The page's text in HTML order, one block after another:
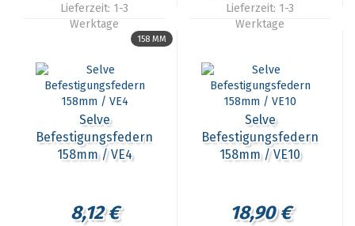
Lieferzeit: 1-3
Werktage
Lieferzeit: 1-3
Werktage
158 MM
Selve
Befestigungsfedern
158mm / VE4
8,12 €
Selve
Befestigungsfedern
158mm / VE10
18,90 €